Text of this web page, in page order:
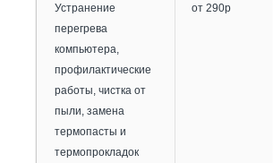
Устранение
перегрева
компьютера,
профилактические
работы, чистка от
пыли, замена
термопасты и
термопрокладок
от 290р